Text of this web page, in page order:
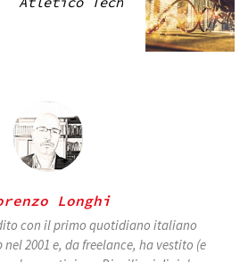
Longhi
con il primo quotidiano italiano
2001 e, da freelance, ha vestito (e